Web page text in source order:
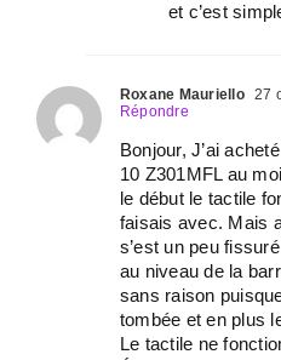
et c’est
Roxane Mauriello 27
Répondre
Bonjour, J’ai
10 Z301MFL au
le début le tactile
faisais avec. Mais
s’est un peu
au niveau de la
sans raison
tombée et en plus
Le tactile ne